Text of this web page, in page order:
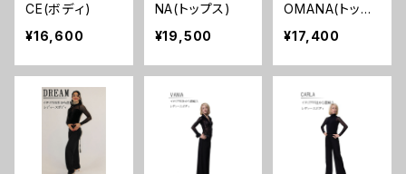
CE(ボディ)
¥16,600
NA(トップス)
¥19,500
OMANA(トップ
ス)
¥17,400